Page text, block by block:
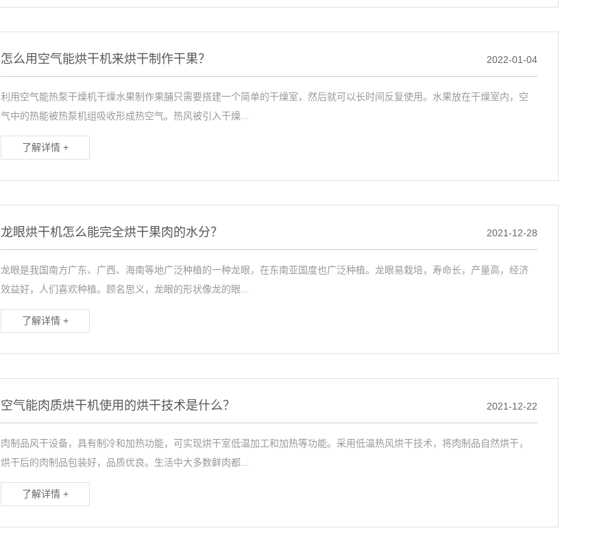
怎么用空气能烘干机来烘干制作干果？ 2022-01-04
利用空气能热泵干燥机干燥水果制作果脯只需要搭建一个简单的干燥室，然后就可以长时间反复使用。水果放在干燥室内，空
气中的热能被热泵机组吸收形成热空气。热风被引入干燥...
了解详情 +
龙眼烘干机怎么能完全烘干果肉的水分？ 2021-12-28
龙眼是我国南方广东、广西、海南等地广泛种植的一种龙眼，在东南亚国度也广泛种植。龙眼易栽培，寿命长，产量高，经济
效益好，人们喜欢种植。顾名思义，龙眼的形状像龙的眼...
了解详情 +
空气能肉质烘干机使用的烘干技术是什么？ 2021-12-22
肉制品风干设备，具有制冷和加热功能，可实现烘干室低温加工和加热等功能。采用低温热风烘干技术，将肉制品自然烘干，
烘干后的肉制品包装好，品质优良。生活中大多数鲜肉都...
了解详情 +